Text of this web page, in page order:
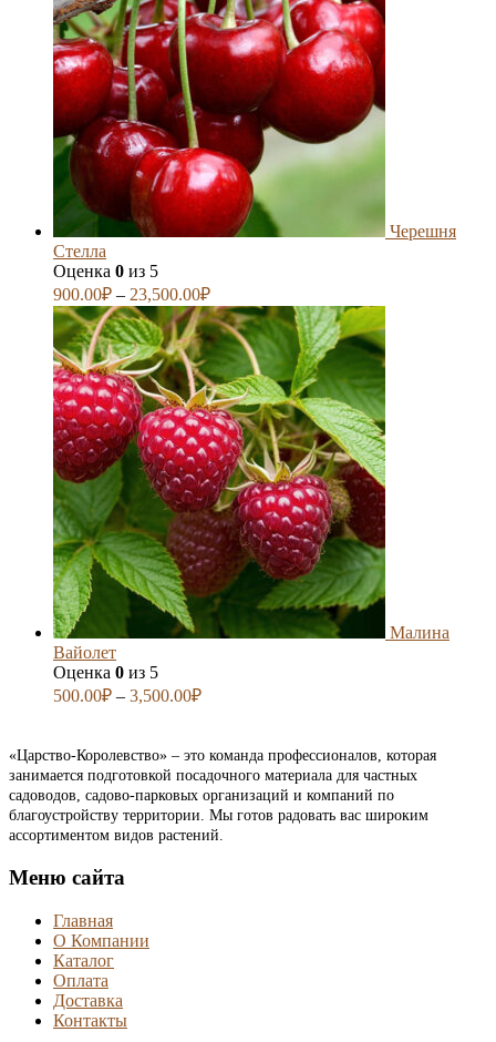
Черешня
Стелла
Оценка 0 из 5
900.00₽ – 23,500.00₽
Малина
Вайолет
Оценка 0 из 5
500.00₽ – 3,500.00₽
«Царство-Королевство» – это команда профессионалов, которая
занимается подготовкой посадочного материала для частных
садоводов, садово-парковых организаций и компаний по
благоустройству территории. Мы готов радовать вас широким
ассортиментом видов растений.
Меню сайта
Главная
О Компании
Каталог
Оплата
Доставка
Контакты